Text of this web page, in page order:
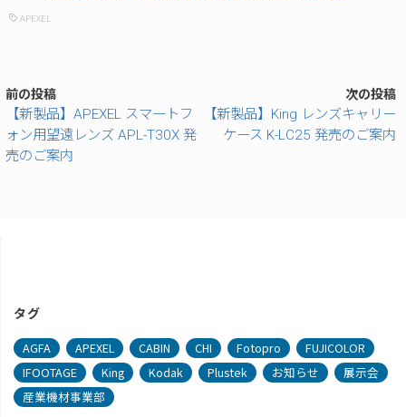
APEXEL
前の投稿
【新製品】APEXEL スマートフ
ォン用望遠レンズ APL-T30X 発
売のご案内
次の投稿
【新製品】King レンズキャリー
ケース K-LC25 発売のご案内
タグ
AGFA APEXEL CABIN CHI Fotopro
FUJICOLOR
IFOOTAGE
King Kodak Plustek お知らせ
展示会
産業機材事業部